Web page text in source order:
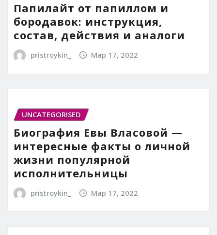
Папилайт от папиллом и
бородавок: инструкция,
состав, действия и аналоги
pristroykin_ Мар 17, 2022
UNCATEGORISED
Биография Евы Власовой —
интересные факты о личной
жизни популярной
исполнительницы
pristroykin_ Мар 17, 2022